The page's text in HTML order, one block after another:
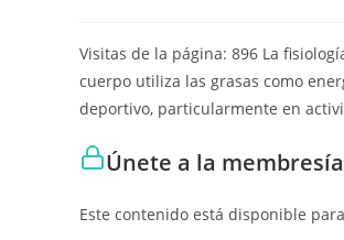
Visitas de la página: 896 La
cuerpo utiliza las grasas como
deportivo, particularmente en
Únete a la
Este contenido está disponible